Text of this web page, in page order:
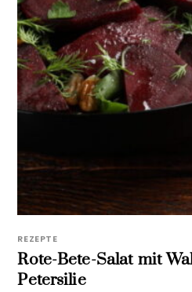
REZEPTE
Rote-Bete-Salat mit
Petersilie